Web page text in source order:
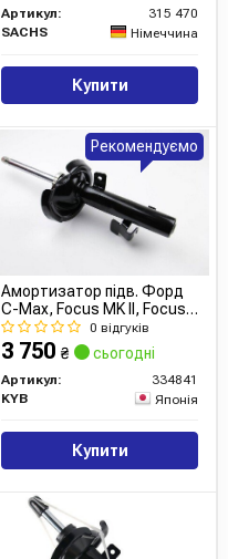
Артикул:
315 470
SACHS
Німеччина
Купити
Амортизатор підв. Форд
C-Max, Focus MK II, Focus
C-Max передн. лів. газов.
Excel-G (вир-во Kayaba)
0 відгуків
3 750 ₴ сьогодні
Артикул:
334841
KYB
Японія
Купити
Рекомендуємо